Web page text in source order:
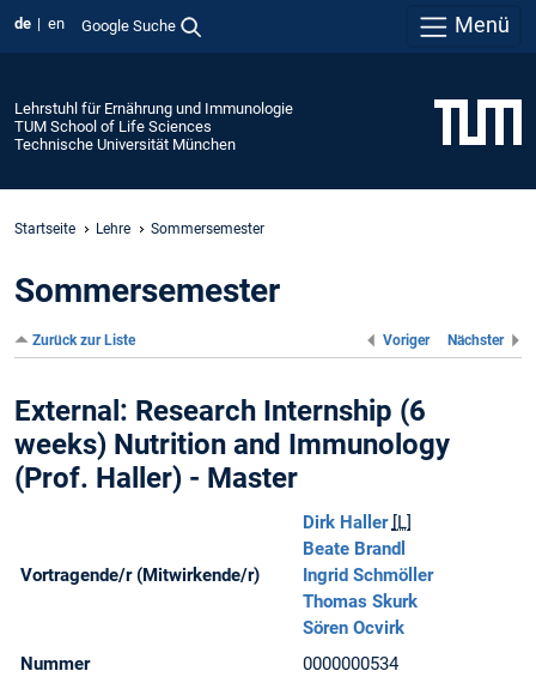
de en Google Suche Menü
Lehrstuhl für Ernährung und Immunologie
TUM School of Life Sciences
Technische Universität München
Startseite Lehre Sommersemester
Sommersemester
Zurück zur Liste Nächster
Voriger
External: Research Internship (6
weeks) Nutrition and Immunology
(Prof. Haller) - Master
Vortragende/r (Mitwirkende/r)
Dirk Haller [L]
Beate Brandl
Ingrid Schmöller
Thomas Skurk
Sören Ocvirk
Nummer
0000000534